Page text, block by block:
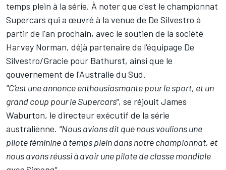
temps plein à la série. À noter que c'est le championnat
Supercars qui a œuvré à la venue de De Silvestro à
partir de l'an prochain, avec le soutien de la société
Harvey Norman, déjà partenaire de l'équipage De
Silvestro/Gracie pour Bathurst, ainsi que le
gouvernement de l'Australie du Sud.
"C'est une annonce enthousiasmante pour le sport, et un
grand coup pour le Supercars", se réjouit James
Waburton, le directeur exécutif de la série
australienne. "Nous avions dit que nous voulions une
pilote féminine à temps plein dans notre championnat, et
nous avons réussi à avoir une pilote de classe mondiale